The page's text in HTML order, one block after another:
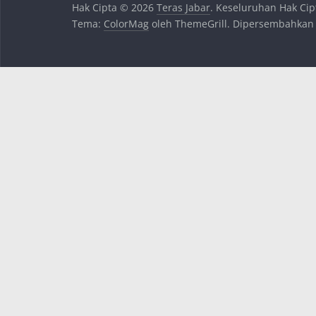
Hak Cipta © 2026 Teras Jabar. Keseluruhan Hak
Tema: ColorMag oleh ThemeGrill. Dipersembahkan